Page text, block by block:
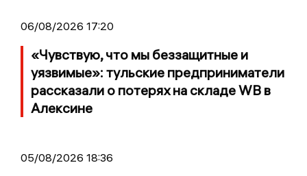
06/08/2026 17:20
«Чувствую, что мы беззащитные и
уязвимые»: тульские предприниматели
рассказали о потерях на складе WB в
Алексине
05/08/2026 18:36